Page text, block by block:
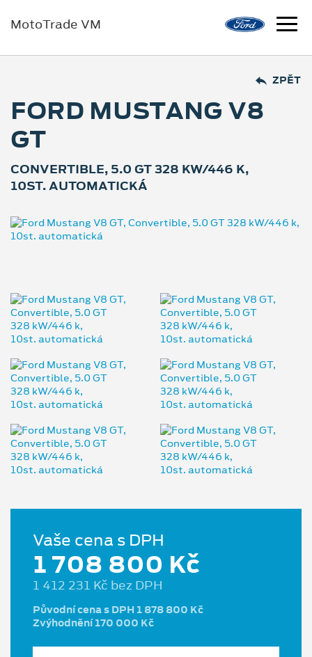
MotoTrade VM
ZPĚT
FORD MUSTANG V8
GT
CONVERTIBLE, 5.0 GT 328 KW/446 K,
10ST. AUTOMATICKÁ
Vaše cena s DPH
1 708 800 Kč
1 412 231 Kč bez DPH
Původní cena s DPH 1 878 800 Kč
Zvýhodnění 170 000 Kč